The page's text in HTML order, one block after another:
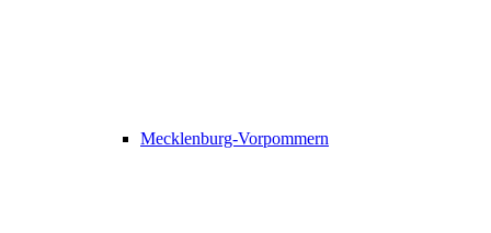
Mecklenburg-Vorpommern